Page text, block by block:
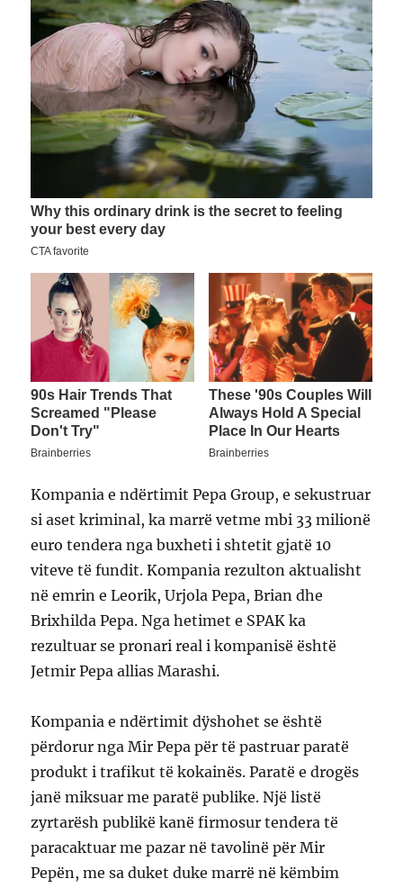
Kompania e ndërtimit Pepa Group, e sekustruar
si aset kriminal, ka marrë vetme mbi 33 milionë
euro tendera nga buxheti i shtetit gjatë 10
viteve të fundit. Kompania rezulton aktualisht
në emrin e Leorik, Urjola Pepa, Brian dhe
Brixhilda Pepa. Nga hetimet e SPAK ka
rezultuar se pronari real i kompanisë është
Jetmir Pepa allias Marashi.
Kompania e ndërtimit dÿshohet se është
përdorur nga Mir Pepa për të pastruar paratë
produkt i trafikut të kokainës. Paratë e drogës
janë miksuar me paratë publike. Një listë
zyrtarësh publikë kanë firmosur tendera të
paracaktuar me pazar në tavolinë për Mir
Pepën, me sa duket duke marrë në këmbim